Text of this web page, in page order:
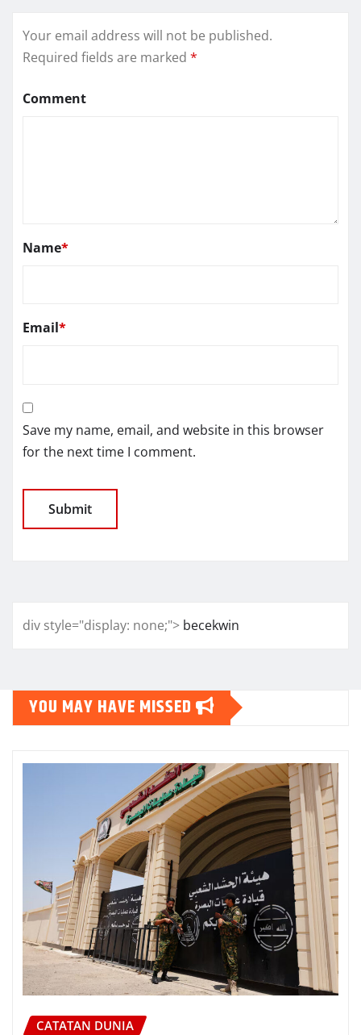
Your email address will not be published.
Required fields are marked *
Comment
Name*
Email*
Save my name, email, and website in this browser
for the next time I comment.
div style="display: none;"> becekwin
YOU MAY HAVE MISSED
CATATAN DUNIA